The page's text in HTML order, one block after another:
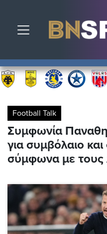
Toggle navigation
Football Talk
Συμφωνία
για συμβόλαιο
σύμφωνα με τους